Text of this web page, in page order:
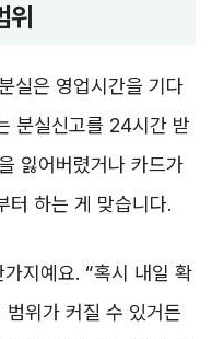
실은 영업시간을 기다
분실신고를 24시간 받
잃어버렸거나 카드가
터 하는 게 맞습니다.
지예요. “혹시 내일 확
위가 커질 수 있거든